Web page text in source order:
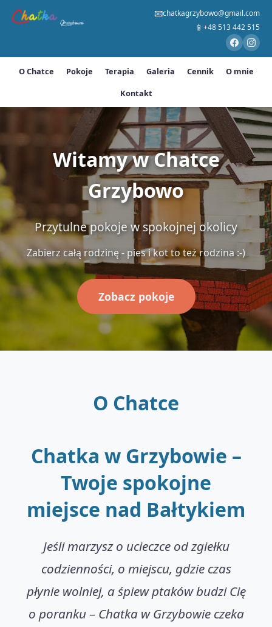
📧chatkagrzybowo@gmail.com
📱 +48 513 442 515
O Chatce Pokoje Terapia Galeria Cennik
O mnie
Kontakt
Witamy w Chatce
Grzybowo
Przytulne pokoje w spokojnej okolicy
Zabierz całą rodzinę - pies i kot to też rodzina :-)
Zobacz pokoje
O Chatce
Chatka w Grzybowie –
Twoje spokojne
miejsce nad Bałtykiem
Jeśli marzysz o ucieczce od zgiełku
codzienności, o miejscu, gdzie czas
płynie wolniej, a śpiew ptaków budzi Cię
o poranku – Chatka w Grzybowie czeka